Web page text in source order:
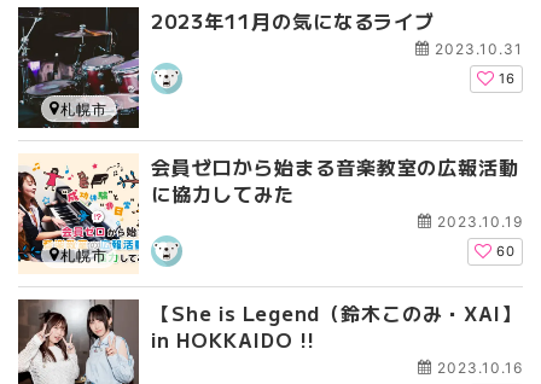
2023年11月の気になるライブ
2023.10.31
16
札幌市
会員ゼロから始まる音楽教室の広報活動
に協力してみた
2023.10.19
60
札幌市
【She is Legend（鈴木このみ・XAI】
in HOKKAIDO !!
2023.10.16